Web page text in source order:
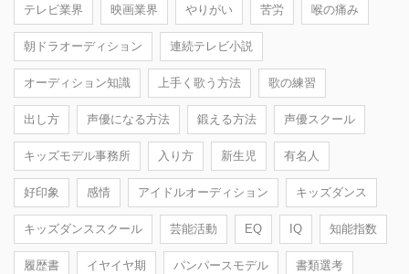
テレビ業界 映画業界 やりがい 苦労 喉の痛み
朝ドラオーディション 連続テレビ小説
オーディション知識 上手く歌う方法 歌の練習
出し方 声優になる方法 鍛える方法 声優スクール
キッズモデル事務所 入り方 新生児 有名人
好印象 感情 アイドルオーディション キッズダンス
キッズダンススクール 芸能活動 EQ IQ 知能指数
履歴書 イヤイヤ期 パンパースモデル 書類選考